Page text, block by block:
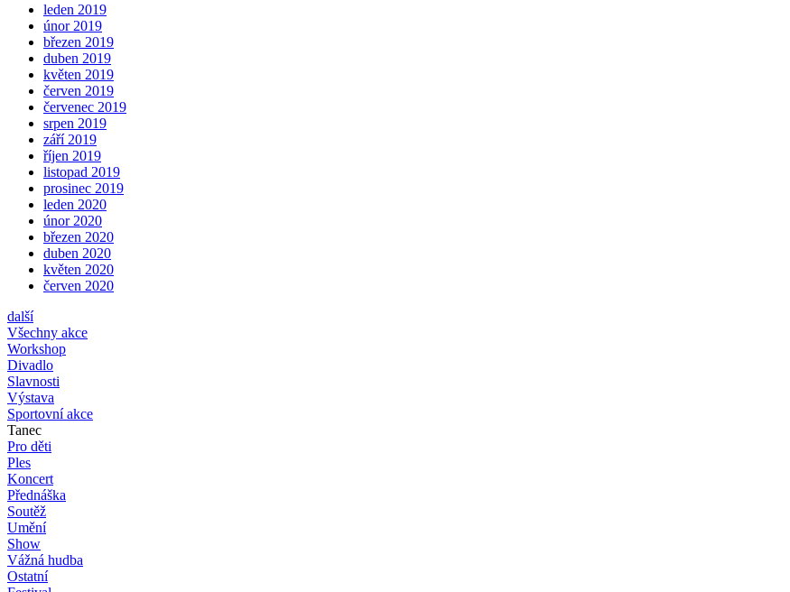
leden 2019
únor 2019
březen 2019
duben 2019
květen 2019
červen 2019
červenec 2019
srpen 2019
září 2019
říjen 2019
listopad 2019
prosinec 2019
leden 2020
únor 2020
březen 2020
duben 2020
květen 2020
červen 2020
další
Všechny akce
Workshop
Divadlo
Slavnosti
Výstava
Sportovní akce
Tanec
Pro děti
Ples
Koncert
Přednáška
Soutěž
Umění
Show
Vážná hudba
Ostatní